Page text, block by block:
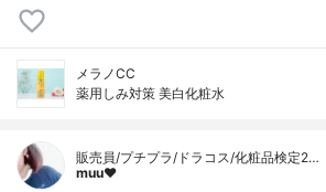
メラノCC
薬用しみ対策 美白化粧水
販売員/プチプラ/ドラコス/化粧品検定2…
muu❤︎